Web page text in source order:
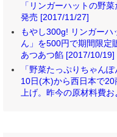
「リンガーハットの野
発売 [2017/11/27]
もやし300g! リンガー
ん」を500円で期間限定
あつあつ餡 [2017/10/19]
「野菜たっぷりちゃん
10日(木)から西日本で
上げ。昨今の原材料費